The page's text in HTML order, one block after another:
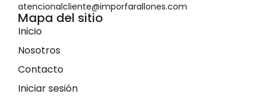
atencionalcliente@imporfarallones.com
Mapa del sitio
Inicio
Nosotros
Contacto
Iniciar sesión